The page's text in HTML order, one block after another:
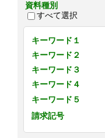
資料種別
すべて選択
キーワード１
キーワード２
キーワード３
キーワード４
キーワード５
請求記号